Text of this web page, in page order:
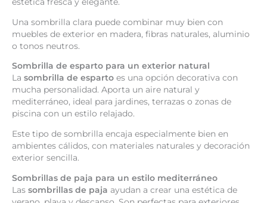
Una sombrilla clara puede combinar muy bien con
muebles de exterior en madera, fibras naturales, aluminio
o tonos neutros.
Sombrilla de esparto para un exterior natural
La sombrilla de esparto es una opción decorativa con
mucha personalidad. Aporta un aire natural y
mediterráneo, ideal para jardines, terrazas o zonas de
piscina con un estilo relajado.
Este tipo de sombrilla encaja especialmente bien en
ambientes cálidos, con materiales naturales y decoración
exterior sencilla.
Sombrillas de paja para un estilo mediterráneo
Las sombrillas de paja ayudan a crear una estética de